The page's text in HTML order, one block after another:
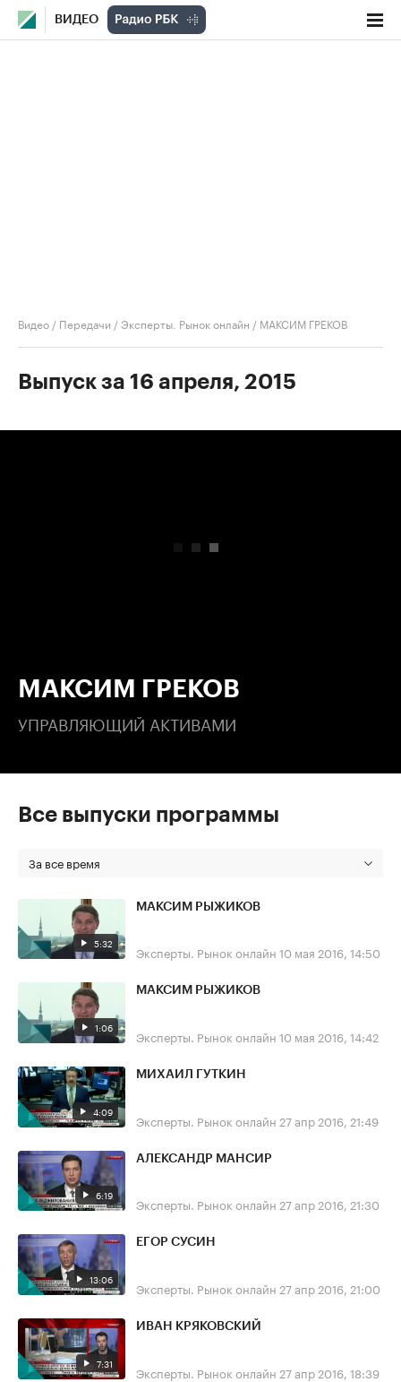
ВИДЕО
Видео / Передачи /Эксперты. Рынок онлайн / МАКСИМ ГРЕКОВ
Выпуск за 16 апреля, 2015
МАКСИМ ГРЕКОВ
УПРАВЛЯЮЩИЙ АКТИВАМИ
Все выпуски программы
За все время
5:32
МАКСИМ РЫЖИКОВ
Эксперты. Рынок онлайн 10 мая 2016, 14:50
1:06
МАКСИМ РЫЖИКОВ
Эксперты. Рынок онлайн 10 мая 2016, 14:42
4:09
МИХАИЛ ГУТКИН
Эксперты. Рынок онлайн 27 апр 2016, 21:49
6:19
АЛЕКСАНДР МАНСИР
Эксперты. Рынок онлайн 27 апр 2016, 21:30
13:06
ЕГОР СУСИН
Эксперты. Рынок онлайн 27 апр 2016, 21:00
7:31
ИВАН КРЯКОВСКИЙ
Эксперты. Рынок онлайн 27 апр 2016, 18:39